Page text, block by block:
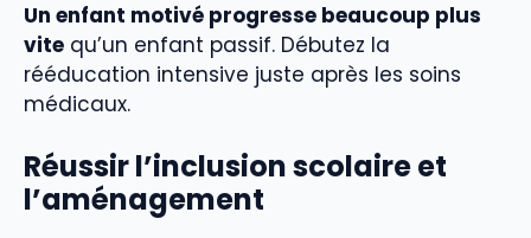
Un enfant motivé progresse beaucoup plus
vite qu’un enfant passif. Débutez la
rééducation intensive juste après les soins
médicaux.
Réussir l’inclusion scolaire et
l’aménagement